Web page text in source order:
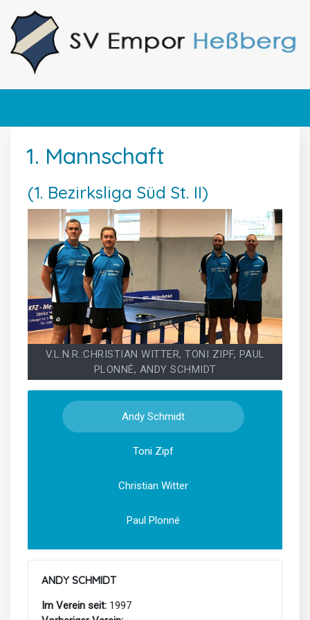
1. Mannschaft
(1. Bezirksliga Süd St. II)
V.L.N.R.:CHRISTIAN WITTER, TONI ZIPF, PAUL
PLONNÉ, ANDY SCHMIDT
Andy Schmidt
Toni Zipf
Christian Witter
Paul Plonné
ANDY SCHMIDT
Im Verein seit:1997